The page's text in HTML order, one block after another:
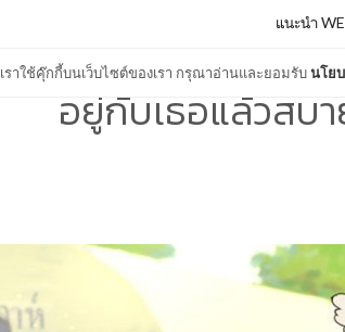
เราใช้คุ๊กกี้บนเว็บไซต์ของเรา กรุณาอ่านและยอมรับนโย
แนะนำ
อยู่กับเธอแล้วสบา